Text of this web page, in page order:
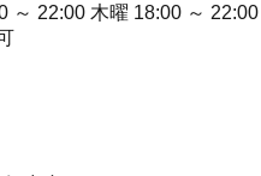
～ 22:00 木曜 18:00 ～